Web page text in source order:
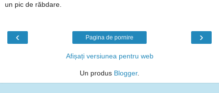
un pic de răbdare.
‹ ›
Pagina de pornire
Afișați versiunea pentru web
Un produs Blogger.